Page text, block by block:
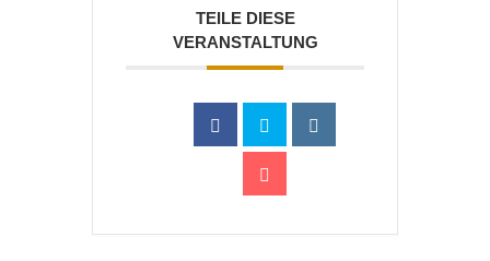
TEILE DIESE
VERANSTALTUNG